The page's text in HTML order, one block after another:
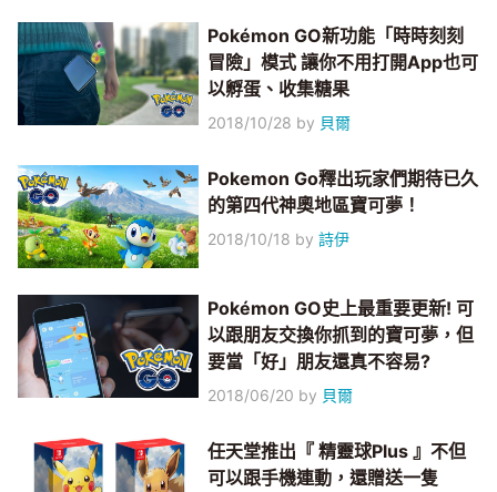
Pokémon GO新功能「時時刻刻
冒險」模式 讓你不用打開App也可
以孵蛋、收集糖果
2018/10/28 by 貝爾
Pokemon Go釋出玩家們期待已久
的第四代神奧地區寶可夢！
2018/10/18 by詩伊
Pokémon GO史上最重要更新! 可
以跟朋友交換你抓到的寶可夢，但
要當「好」朋友還真不容易?
2018/06/20 by 貝爾
任天堂推出『 精靈球Plus 』不但
可以跟手機連動，還贈送一隻